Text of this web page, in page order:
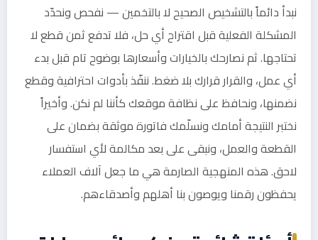
نبدأ دائماً بالتشخيص الصحيح لا بالتخمين — نفحص ونحدّد
المشكلة الفعلية قبل اقتراح أي حل، فلا تدفع ثمن قطع لا
تحتاجها. ثم نصارحك بالخيارات وأسعارها بوضوح تام قبل بدء
أي عمل، والقرار قرارك بلا ضغط. ننفّذ بأدوات احترافية وقطع
نضمنها، ونحافظ على نظافة موقعك كأننا لم نكن. وأخيراً
نختبر النتيجة أمامك ونسلّمك فاتورة موثقة بضمان على
القطعة والعمل، ونبقى على بعد مكالمة لأي استفسار
لاحق. هذه المنهجية الصارمة هي ما جعل آلاف العملاء
يحفظون رقمنا ويوصون بنا أهلهم وأصدقاءهم.